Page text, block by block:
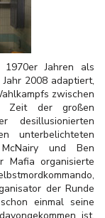
Jahren als
2008 adaptiert,
zwischen
Zeit der großen
desillusionierten
unterbelichteten
und Ben
Mafia organisierte
der Runde
einmal seine